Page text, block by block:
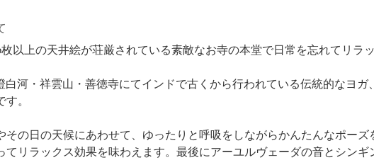
以上の天井絵が荘厳されている素敵なお寺の本堂で日常を忘れてリラ
白河・祥雲山・善徳寺にてインドで古くから行われている伝統的なヨガ
。
その日の天候にあわせて、ゆったりと呼吸をしながらかんたんなポーズ
てリラックス効果を味わえます。最後にアーユルヴェーダの音とシン